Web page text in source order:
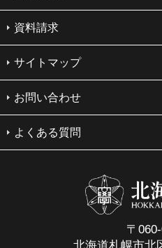
資料請求
サイトマップ
お問い合わせ
よくある質問
〒